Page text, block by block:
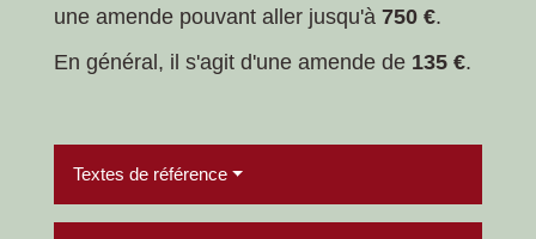
une amende pouvant aller jusqu'à 750 €.
En général, il s'agit d'une amende de 135 €.
Textes de référence